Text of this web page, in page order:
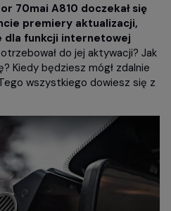
70mai A810 doczekał się
premiery aktualizacji,
dla funkcji internetowej
do jej aktywacji? Jak
Kiedy będziesz mógł zdalnie
wszystkiego dowiesz się z